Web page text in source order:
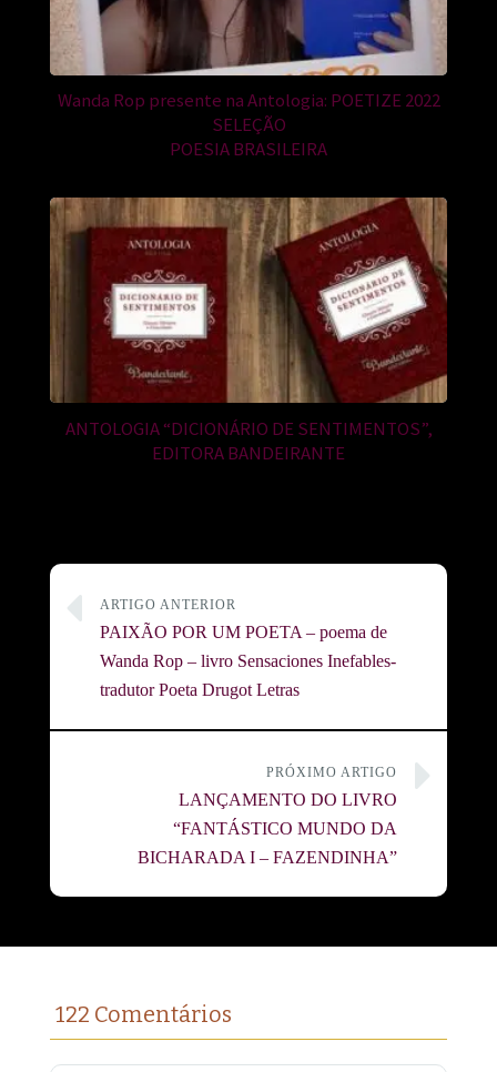
Wanda Rop presente na Antologia: POETIZE 2022
SELEÇÃO
POESIA BRASILEIRA
ANTOLOGIA “DICIONÁRIO DE SENTIMENTOS”,
EDITORA BANDEIRANTE
ARTIGO ANTERIOR
PAIXÃO POR UM POETA – poema de
Wanda Rop – livro Sensaciones Inefables-
tradutor Poeta Drugot Letras
PRÓXIMO ARTIGO
LANÇAMENTO DO LIVRO
“FANTÁSTICO MUNDO DA
BICHARADA I – FAZENDINHA”
122 Comentários